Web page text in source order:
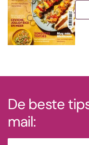
De beste
mail: